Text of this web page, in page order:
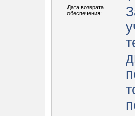
Дата возврата
обеспечения: